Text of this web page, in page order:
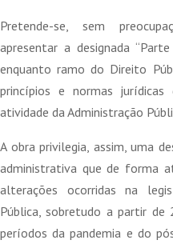
Pretende-se, sem
apresentar a designada
enquanto ramo do Direito
princípios e normas
atividade da Administração
A obra privilegia, assim, uma
administrativa que de forma
alterações ocorridas na
Pública, sobretudo a partir
períodos da pandemia e do